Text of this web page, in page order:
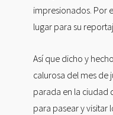
impresionados. Por
lugar para su
Así que dicho y
calurosa del mes de
parada en la ciudad
para pasear y visitar